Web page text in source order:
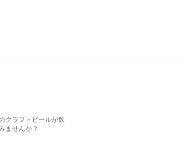
クラフトビールが飲
ませんか？